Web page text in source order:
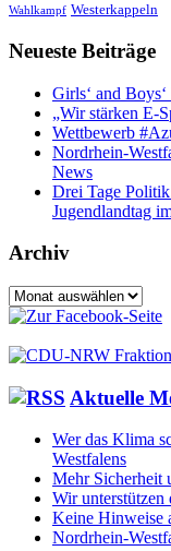
Wahlkampf Westerkappeln
Neueste Beiträge
Girls‘ and
„Wir stärken E-
Wettbewerb
Nordrhein-
News
Drei Tage
Jugendlandtag
Archiv
Archiv
Aktuelle
Wer das Klima
Westfalens
Mehr Sicherheit
Wir unterstützen
Keine Hinweise
Nordrhein-